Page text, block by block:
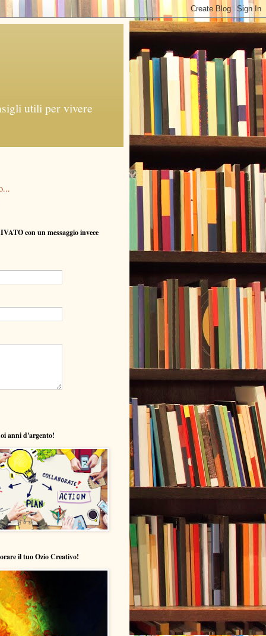
utili per vivere
con un messaggio invece
anni d'argento!
il tuo Ozio Creativo!